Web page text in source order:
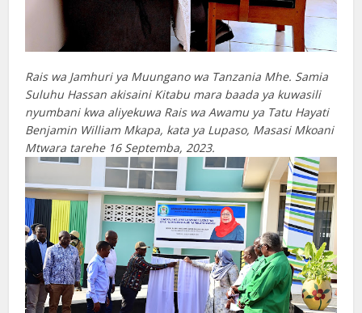
Rais wa Jamhuri ya Muungano wa Tanzania Mhe. Samia
Suluhu Hassan akisaini Kitabu mara baada ya kuwasili
nyumbani kwa aliyekuwa Rais wa Awamu ya Tatu Hayati
Benjamin William Mkapa, kata ya Lupaso, Masasi Mkoani
Mtwara tarehe 16 Septemba, 2023.